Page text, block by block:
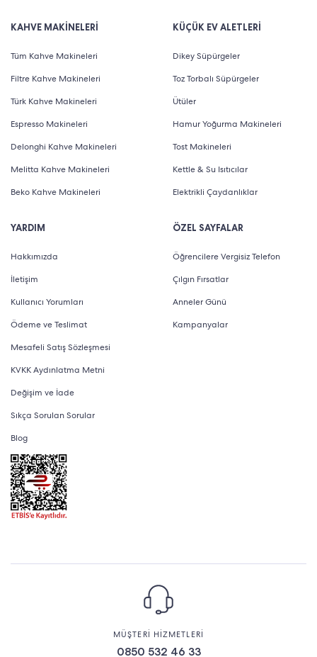
KAHVE MAKİNELERİ
Tüm Kahve Makineleri
Filtre Kahve Makineleri
Türk Kahve Makineleri
Espresso Makineleri
Delonghi Kahve Makineleri
Melitta Kahve Makineleri
Beko Kahve Makineleri
YARDIM
Hakkımızda
İletişim
Kullanıcı Yorumları
Ödeme ve Teslimat
Mesafeli Satış Sözleşmesi
KVKK Aydınlatma Metni
Değişim ve İade
Sıkça Sorulan Sorular
Blog
KÜÇÜK EV ALETLERİ
Dikey Süpürgeler
Toz Torbalı Süpürgeler
Ütüler
Hamur Yoğurma Makineleri
Tost Makineleri
Kettle & Su Isıtıcılar
Elektrikli Çaydanlıklar
ÖZEL SAYFALAR
Öğrencilere Vergisiz Telefon
Çılgın Fırsatlar
Anneler Günü
Kampanyalar
MÜŞTERİ HİZMETLERİ
0850 532 46 33